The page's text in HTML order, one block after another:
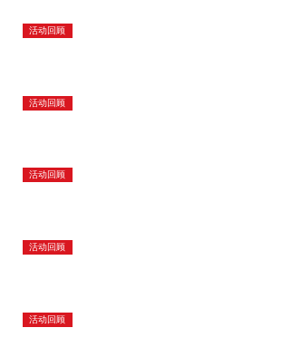
活动回顾
活动回顾
活动回顾
活动回顾
活动回顾